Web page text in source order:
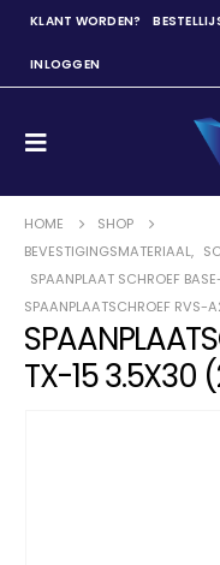
KLANT WORDEN?
INLOGGEN
HOME
SHOP
BEVESTIGINGSMATERIAAL,
SPAANPLAAT SCHROEF
SPAANPLAATSCHROEF
TX-15 3.5X30